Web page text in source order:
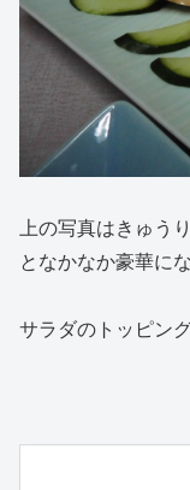
上の写真はきゅう
となかなか豪華に
サラダのトッピン